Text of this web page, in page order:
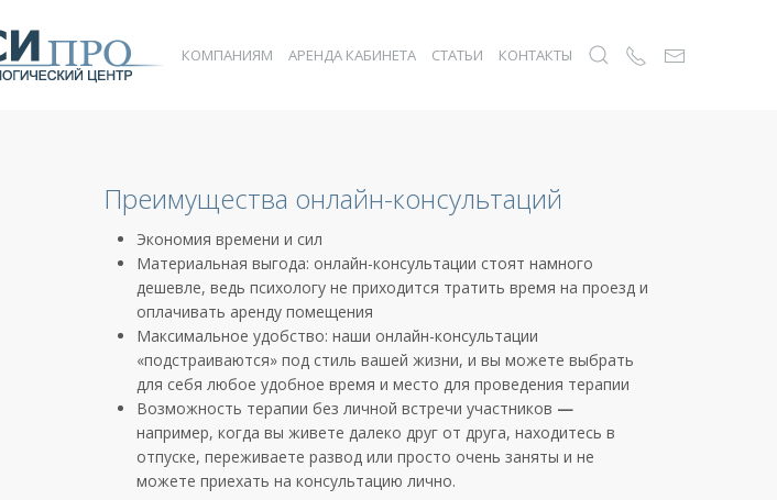
КОМПАНИЯМ АРЕНДА КАБИНЕТА СТАТЬИ КОНТАКТЫ
Преимущества онлайн-консультаций
Экономия времени и сил
Материальная выгода: онлайн-консультации стоят намного
дешевле, ведь психологу не приходится тратить время на проезд и
оплачивать аренду помещения
Максимальное удобство: наши онлайн-консультации
«подстраиваются» под стиль вашей жизни, и вы можете выбрать
для себя любое удобное время и место для проведения терапии
Возможность терапии без личной встречи участников —
например, когда вы живете далеко друг от друга, находитесь в
отпуске, переживаете развод или просто очень заняты и не
можете приехать на консультацию лично.